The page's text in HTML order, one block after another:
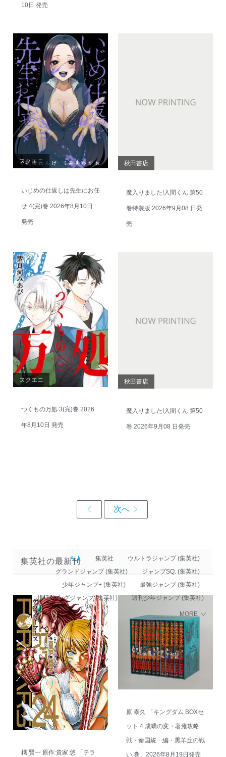
10日 発売
スクエニ
いじめの仕返しは先生にお任
せ 4(完)巻 2026年8月10日
発売
秋田書店
魔入りました!入間くん 第50
巻特装版 2026年9月08 日発
売
スクエニ
つくもの万処 3(完)巻 2026
年8月10日 発売
秋田書店
魔入りました!入間くん 第50
巻 2026年9月08 日発売
集英社の最新刊
ALL 集英社
ウルトラジャンプ (集英社)
グランドジャンプ (集英社)
ジャンプSQ. (集英社)
少年ジャンプ+ (集英社)
最強ジャンプ (集英社)
週刊ヤングジャンプ (集英社)
週刊少年ジャンプ (集英社)
MORE
橘 賢一 原作:貴家 悠 「テラ
原 泰久 「キングダム BOXセ
ット 4 成蟜の変・著雍攻略
戦・秦国統一編・黒羊丘の戦
い 巻」2026年8月19日発売